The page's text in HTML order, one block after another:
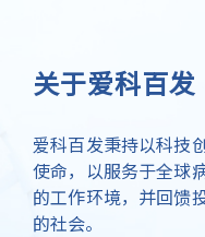
关于爱科百发
爱科百发秉持以科技
使命，以服务于全球
的工作环境，并回馈
的社会。